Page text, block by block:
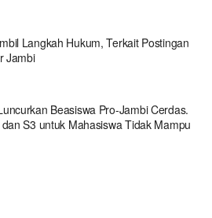
Langkah Hukum, Terkait Postingan
Jambi
Beasiswa Pro-Jambi Cerdas.
S3 untuk Mahasiswa Tidak Mampu